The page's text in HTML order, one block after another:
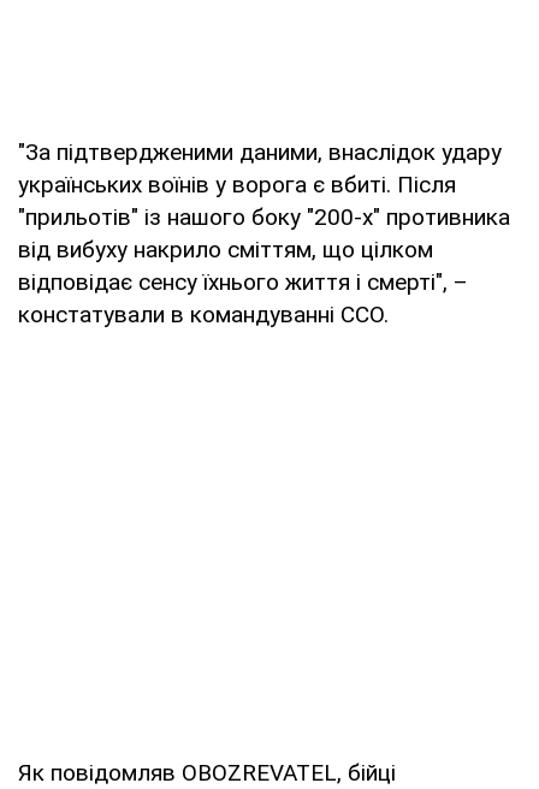
"За підтвердженими даними, внаслідок удару
українських воїнів у ворога є вбиті. Після
"прильотів" із нашого боку "200-х" противника
від вибуху накрило сміттям, що цілком
відповідає сенсу їхнього життя і смерті", –
констатували в командуванні ССО.
Як повідомляв OBOZREVATEL, бійці